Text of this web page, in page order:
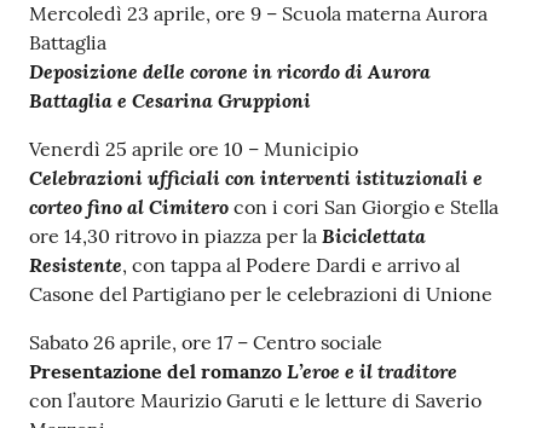
o
r
i
o
O
n
l
i
n
e
Tutti
gli
argomenti...
Mercoledì 23 aprile, ore 9 – Scuola materna Aurora
Battaglia
Deposizione delle corone in ricordo di Aurora
Battaglia e Cesarina Gruppioni
Venerdì 25 aprile ore 10 – Municipio
Celebrazioni ufficiali con interventi istituzionali e
corteo fino al Cimitero con i cori San Giorgio e Stella
ore 14,30 ritrovo in piazza per la Biciclettata
Resistente, con tappa al Podere Dardi e arrivo al
Casone del Partigiano per le celebrazioni di Unione
Sabato 26 aprile, ore 17 – Centro sociale
Presentazione del romanzo L’eroe e il traditore
con l’autore Maurizio Garuti e le letture di Saverio